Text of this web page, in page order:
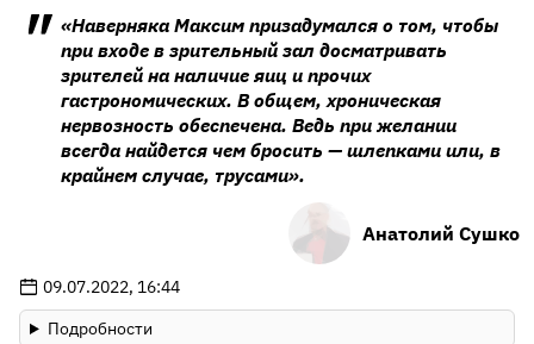
«Наверняка Максим призадумался о том, чтобы
при входе в зрительный зал досматривать
зрителей на наличие яиц и прочих
гастрономических. В общем, хроническая
нервозность обеспечена. Ведь при желании
всегда найдется чем бросить — шлепками или, в
крайнем случае, трусами».
Анатолий Сушко
09.07.2022, 16:44
Подробности